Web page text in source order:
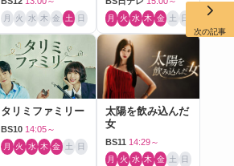
月 火 水 木 金 土 日 月 火 水 木 金 土 日
タリミファミリー
BS10 14:05～
月 火 水 木 金 土 日
太陽を飲み込んだ
女
BS11 14:29～
月 火 水 木 金 土 日
次の記事